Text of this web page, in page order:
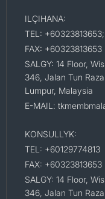
ILÇIHANA:
TEL: +60323813653;
FAX: +60323813653
SALGY: 14 Floor,
346, Jalan Tun
Lumpur, Malaysia
E-MAIL:
KONSULLYK:
TEL: +60129774813
FAX: +60323813653
SALGY: 14 Floor,
346, Jalan Tun